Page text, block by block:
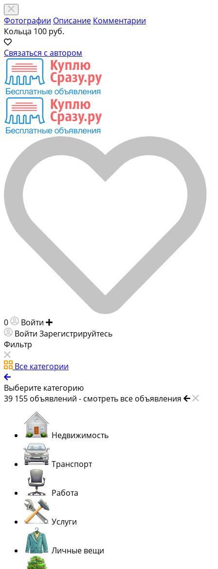
Фотографии Описание Комментарии
Кольца 100 руб.
Связаться с автором
0 Войти
Войти Зарегистрируйтесь
Фильтр
Все категории
Выберите категорию
39 155 объявлений - смотреть все объявления
Недвижимость
Транспорт
Работа
Услуги
Личные вещи